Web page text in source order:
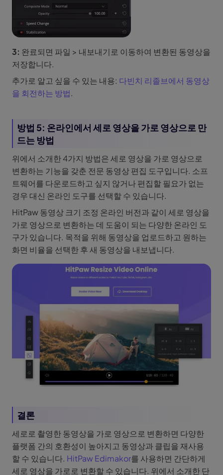
3: 완료되면 파일 > 내보내기로 이동하여 변환된 동영상을
저장합니다.
추가로 알고 싶을 수 있는 내용: 다빈치 리졸브에서 동영상
을 회전하는 방법.
방법 5: 온라인에서 세로 영상을 가로 영상으로 만
드는 방법
위에서 소개한 4가지 방법은 세로 영상을 가로 영상으로
변환하는 기능을 갖춘 전문 동영상 편집 도구입니다. 소프
트웨어를 다운로드하고 싶지 않거나 편집할 필요가 없는
경우 대신 온라인 도구를 선택할 수 있습니다.
HitPaw 동영상 크기 조정 온라인 버전과 같이 세로 영상을
가로 영상으로 변환하는 데 도움이 되는 다양한 온라인 도
구가 있습니다. 목적을 위해 동영상을 업로드하고 원하는
화면 비율을 선택한 후 새 동영상을 내보냅니다.
결론
세로로 촬영한 동영상을 가로 영상으로 변환하면 다양한
플랫폼 간의 호환성이 높아지고 동영상과 클립을 재사용
할 수 있습니다. HitPaw Edimakor를 사용하면 간단하게
세로 영상을 가로로 변환할 수 있습니다. 위에서 소개한 단